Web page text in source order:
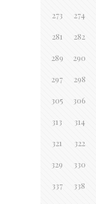
273 274
281 282
289 290
297 298
305 306
313 314
321 322
329 330
337 338